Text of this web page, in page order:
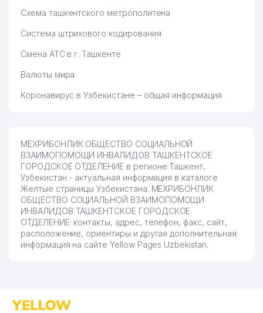
Схема ташкентского метрополитена
Система штрихового кодирования
Смена АТС в г. Ташкенте
Валюты мира
Коронавирус в Узбекистане – общая информация
МЕХРИБОНЛИК ОБЩЕСТВО СОЦИАЛЬНОЙ
ВЗАИМОПОМОЩИ ИНВАЛИДОВ ТАШКЕНТСКОЕ
ГОРОДСКОЕ ОТДЕЛЕНИЕ в регионе Ташкент,
Узбекистан - актуальная информация в каталоге
Желтые страницы Узбекистана. МЕХРИБОНЛИК
ОБЩЕСТВО СОЦИАЛЬНОЙ ВЗАИМОПОМОЩИ
ИНВАЛИДОВ ТАШКЕНТСКОЕ ГОРОДСКОЕ
ОТДЕЛЕНИЕ: контакты, адрес, телефон, факс, сайт,
расположение, ориентиры и другая дополнительная
информация на сайте Yellow Pages Uzbekistan.